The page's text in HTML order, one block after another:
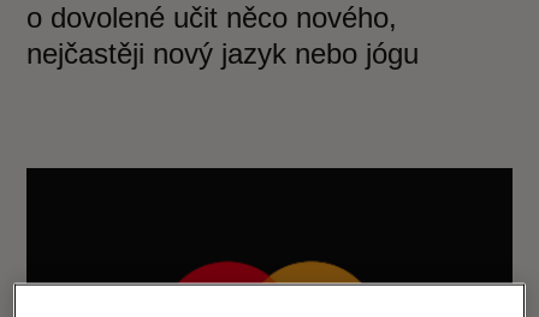
o dovolené učit něco nového,
nejčastěji nový jazyk nebo jógu